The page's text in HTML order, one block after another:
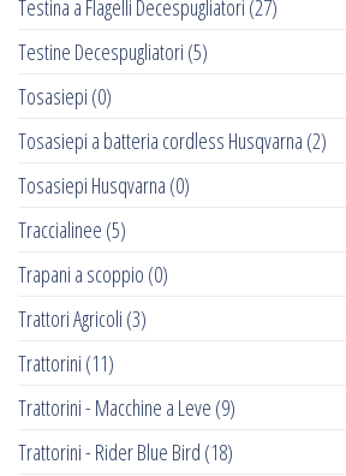
Testina a Flagelli Decespugliatori (27)
Testine Decespugliatori (5)
Tosasiepi (0)
Tosasiepi a batteria cordless Husqvarna (2)
Tosasiepi Husqvarna (0)
Traccialinee (5)
Trapani a scoppio (0)
Trattori Agricoli (3)
Trattorini (11)
Trattorini - Macchine a Leve (9)
Trattorini - Rider Blue Bird (18)